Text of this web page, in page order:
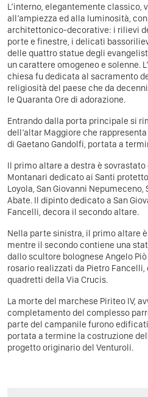
L’interno, elegantemente classico,
all’ampiezza ed alla luminosità,
architettonico-decorative: i rilievi
porte e finestre, i delicati
delle quattro statue degli
un carattere omogeneo e solenne.
chiesa fu dedicata al sacramento
religiosità del paese che da
le Quaranta Ore di adorazione.
Entrando dalla porta principale si
dell’altar Maggiore che
di Gaetano Gandolfi, portata a
Il primo altare a destra è
Montanari dedicato ai Santi
Loyola, San Giovanni Nepumeceno,
Abate. Il dipinto dedicato a San
Fancelli, decora il secondo altare.
Nella parte sinistra, il primo altare
mentre il secondo contiene una
dallo scultore bolognese Angelo
rosario realizzati da Pietro
quadretti della Via Crucis.
La morte del marchese Piriteo IV,
completamento del complesso
parte del campanile furono
portata a termine la costruzione
progetto originario del Venturoli.